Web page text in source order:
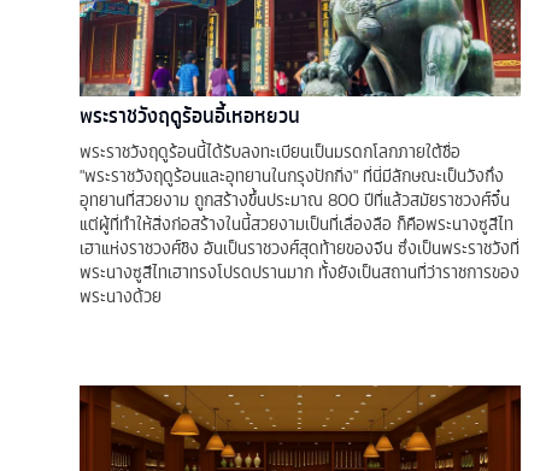
พระราชวังฤดูร้อนอี้เหอหยวน
พระราชวังฤดูร้อนนี้ได้รับลงทะเบียนเป็นมรดกโลกภายใต้ชื่อ
"พระราชวังฤดูร้อนและอุทยานในกรุงปักกิ่ง" ที่นี่มีลักษณะเป็นวังกึ่ง
อุทยานที่สวยงาม ถูกสร้างขึ้นประมาณ 800 ปีที่แล้วสมัยราชวงศ์จิ๋น
แต่ผู้ที่ทำให้สิ่งก่อสร้างในนี้สวยงามเป็นที่เลื่องลือ ก็คือพระนางซูสีไท
เฮาแห่งราชวงศ์ชิง อันเป็นราชวงศ์สุดท้ายของจีน ซึ่งเป็นพระราชวังที่
พระนางซูสีไทเฮาทรงโปรดปรานมาก ทั้งยังเป็นสถานที่ว่าราชการของ
พระนางด้วย